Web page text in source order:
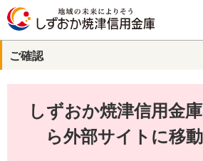
法人・事業主のお客さま
ご確認
しずおか焼津信用金
ら外部サイトに移動